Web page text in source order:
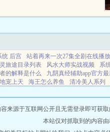
统 后宫 站着再来一次27集全剧在线播
旅途目录列表 风水大师实战视频 系
的解释是什么 九阴真经辅助app官方
宠上天 海王怎么养鱼 清冷美人系列
阅读 焚情短剧女主白妍 女主安念之
九岁小狂妃 甘心情愿什么生肖 医神赘
皮子都懵了Txt 南明MC 科技公司我
来源于互联网公开且无需登录即可获
本站仅对抓取到的内容